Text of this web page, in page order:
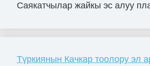
Саякатчылар жайкы эс алуу
Түркиянын Качкар тоолору эл